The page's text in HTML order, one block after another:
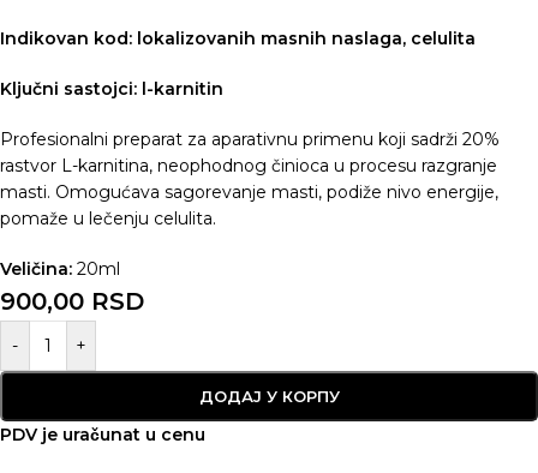
Indikovan kod: lokalizovanih masnih naslaga, celulita
Ključni sastojci: l-karnitin
Profesionalni preparat za aparativnu primenu koji sadrži 20%
rastvor L-karnitina, neophodnog činioca u procesu razgranje
masti. Omogućava sagorevanje masti, podiže nivo energije,
pomaže u lečenju celulita.
Veličina: 20ml
900,00 RSD
- +
ДОДАЈ У КОРПУ
PDV je uračunat u cenu